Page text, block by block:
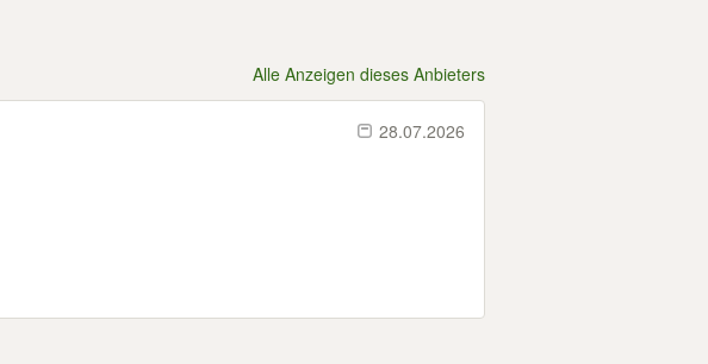
Alle Anzeigen dieses Anbieters
28.07.2026